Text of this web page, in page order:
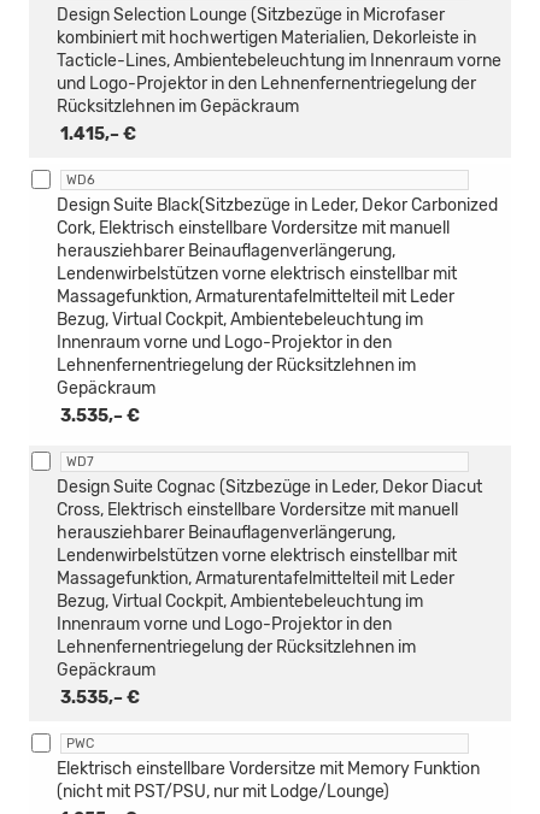
1.415,– €
Design Selection Lounge (Sitzbezüge in Microfaser
kombiniert mit hochwertigen Materialien, Dekorleiste in
Tacticle-Lines, Ambientebeleuchtung im Innenraum vorne
und Logo-Projektor in den Lehnenfernentriegelung der
Rücksitzlehnen im Gepäckraum
WD6
3.535,– €
Design Suite Black(Sitzbezüge in Leder, Dekor Carbonized
Cork, Elektrisch einstellbare Vordersitze mit manuell
herausziehbarer Beinauflagenverlängerung,
Lendenwirbelstützen vorne elektrisch einstellbar mit
Massagefunktion, Armaturentafelmittelteil mit Leder
Bezug, Virtual Cockpit, Ambientebeleuchtung im
Innenraum vorne und Logo-Projektor in den
Lehnenfernentriegelung der Rücksitzlehnen im
Gepäckraum
WD7
3.535,– €
Design Suite Cognac (Sitzbezüge in Leder, Dekor Diacut
Cross, Elektrisch einstellbare Vordersitze mit manuell
herausziehbarer Beinauflagenverlängerung,
Lendenwirbelstützen vorne elektrisch einstellbar mit
Massagefunktion, Armaturentafelmittelteil mit Leder
Bezug, Virtual Cockpit, Ambientebeleuchtung im
Innenraum vorne und Logo-Projektor in den
Lehnenfernentriegelung der Rücksitzlehnen im
Gepäckraum
PWC
Elektrisch einstellbare Vordersitze mit Memory Funktion
(nicht mit PST/PSU, nur mit Lodge/Lounge)